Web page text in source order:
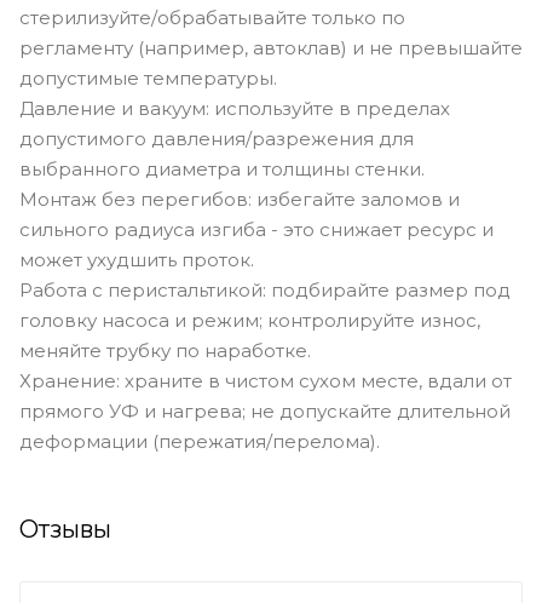
стерилизуйте/обрабатывайте только по
регламенту (например, автоклав) и не превышайте
допустимые температуры.
Давление и вакуум: используйте в пределах
допустимого давления/разрежения для
выбранного диаметра и толщины стенки.
Монтаж без перегибов: избегайте заломов и
сильного радиуса изгиба - это снижает ресурс и
может ухудшить проток.
Работа с перистальтикой: подбирайте размер под
головку насоса и режим; контролируйте износ,
меняйте трубку по наработке.
Хранение: храните в чистом сухом месте, вдали от
прямого УФ и нагрева; не допускайте длительной
деформации (пережатия/перелома).
Отзывы